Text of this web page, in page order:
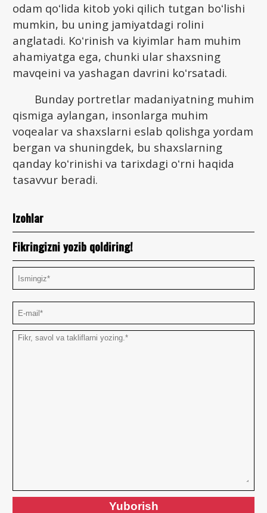
odam qoʻlida kitob yoki qilich tutgan boʻlishi
mumkin, bu uning jamiyatdagi rolini
anglatadi. Koʻrinish va kiyimlar ham muhim
ahamiyatga ega, chunki ular shaxsning
mavqeini va yashagan davrini koʻrsatadi.
Bunday portretlar madaniyatning muhim
qismiga aylangan, insonlarga muhim
voqealar va shaxslarni eslab qolishga yordam
bergan va shuningdek, bu shaxslarning
qanday koʻrinishi va tarixdagi oʻrni haqida
tasavvur beradi.
Izohlar
Fikringizni yozib qoldiring!